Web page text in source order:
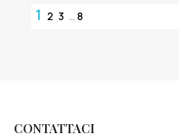
1 2 3 … 8
CONTATTACI